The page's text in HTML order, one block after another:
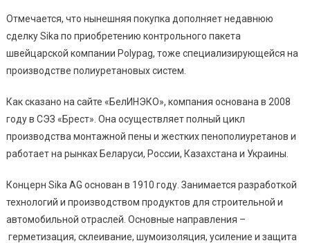
Отмечается, что нынешняя покупка дополняет недавнюю
сделку Sika по приобретению контрольного пакета
швейцарской компании Polypag, тоже специализирующейся на
производстве полиуретановых систем.
Как сказано на сайте «БелИНЭКО», компания основана в 2008
году в СЭЗ «Брест». Она осуществляет полный цикл
производства монтажной пены и жестких пенополиуретанов и
работает на рынках Беларуси, России, Казахстана и Украины.
Концерн Sika AG основан в 1910 году. Занимается разработкой
технологий и производством продуктов для строительной и
автомобильной отраслей. Основные направления –
герметизация, склеивание, шумоизоляция, усиление и защита